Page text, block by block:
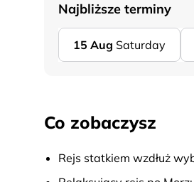
Najbliższe terminy
15 Aug Saturday
Co zobaczysz
Rejs statkiem wzdłuż